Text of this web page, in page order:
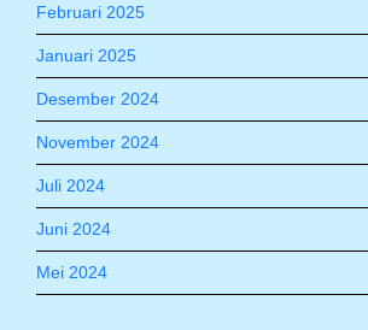
Februari 2025
Januari 2025
Desember 2024
November 2024
Juli 2024
Juni 2024
Mei 2024